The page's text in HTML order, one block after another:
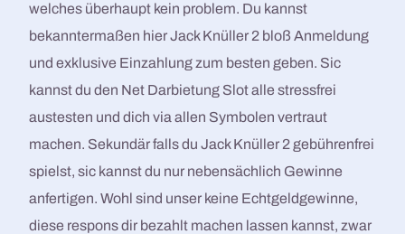
welches überhaupt kein problem. Du kannst
bekanntermaßen hier Jack Knüller 2 bloß Anmeldung
und exklusive Einzahlung zum besten geben. Sic
kannst du den Net Darbietung Slot alle stressfrei
austesten und dich via allen Symbolen vertraut
machen. Sekundär falls du Jack Knüller 2 gebührenfrei
spielst, sic kannst du nur nebensächlich Gewinne
anfertigen. Wohl sind unser keine Echtgeldgewinne,
diese respons dir bezahlt machen lassen kannst, zwar